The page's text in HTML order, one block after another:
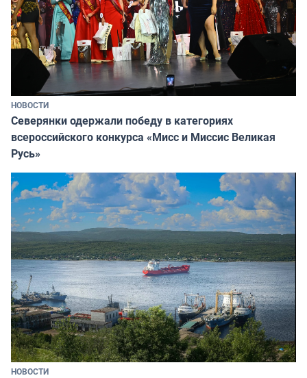
НОВОСТИ
Северянки одержали победу в категориях
всероссийского конкурса «Мисс и Миссис Великая
Русь»
НОВОСТИ